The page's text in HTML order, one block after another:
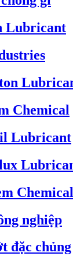
Lubricant
Chemical
Lubricant
Chemical
nghiệp
đặc chủng